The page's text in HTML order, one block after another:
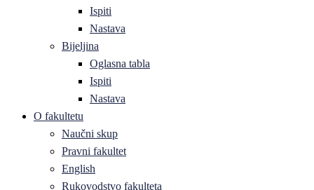
Ispiti
Nastava
Bijeljina
Oglasna tabla
Ispiti
Nastava
O fakultetu
Naučni skup
Pravni fakultet
English
Rukovodstvo fakulteta